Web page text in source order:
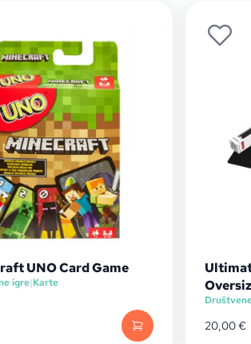
UNO Card Game
igre|Karte
20,00€